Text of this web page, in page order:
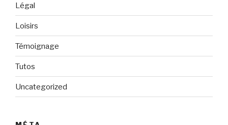
Légal
Loisirs
Témoignage
Tutos
Uncategorized